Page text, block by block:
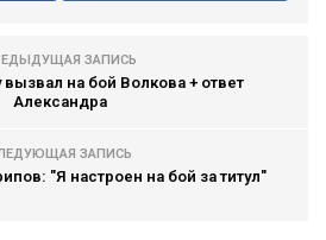
ЗАПИСЬ
на бой Волкова + ответ
Александра
ЗАПИСЬ
"Я настроен на бой за титул"